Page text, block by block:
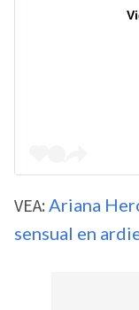
VEA: Ariana
sensual en